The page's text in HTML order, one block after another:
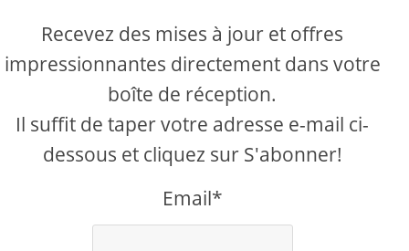
Recevez des mises à jour et offres
impressionnantes directement dans votre
boîte de réception.
Il suffit de taper votre adresse e-mail ci-
dessous et cliquez sur S'abonner!
Email*